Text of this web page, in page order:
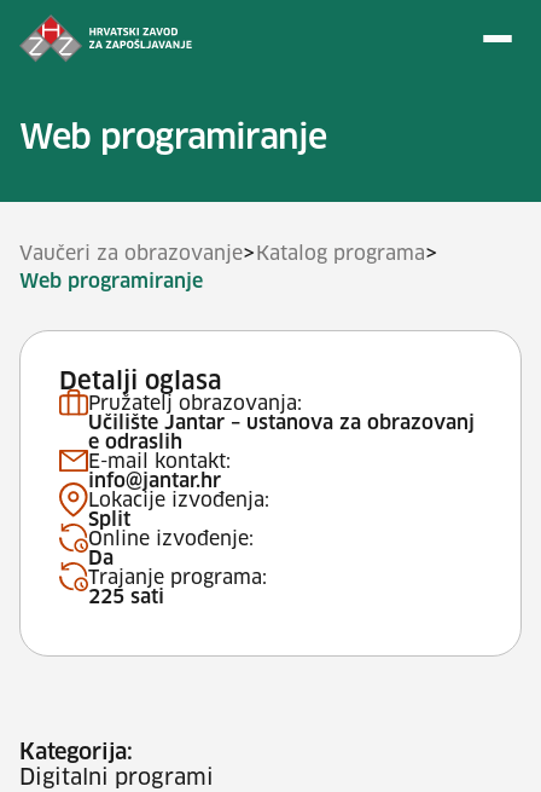
Web programiranje
Vaučeri za obrazovanje> Katalog programa>
Web programiranje
Detalji oglasa
Pružatelj obrazovanja:
Učilište Jantar – ustanova za obrazovanj
e odraslih
E-mail kontakt:
info@jantar.hr
Lokacije izvođenja:
Split
Online izvođenje:
Da
Trajanje programa:
225 sati
Kategorija:
Digitalni programi